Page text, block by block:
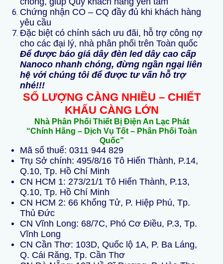
Chứng nhận CO – CQ đầy đủ khi khách hàng
yêu cầu
Đặc biệt có chính sách ưu đãi, hỗ trợ công nợ
cho các đại lý, nhà phân phối trên Toàn quốc
Để được báo giá dây đèn led dây cao cấp
Nanoco nhanh chóng, đừng ngần ngại liên
hệ với chúng tôi để được tư vấn hỗ trợ
nhé!!!
SỐ LƯỢNG CÀNG NHIỀU – CHIẾT
KHẤU CÀNG LỚN
Nhà Phân Phối Thiết Bị Điện An Lạc Phát
“Chính Hãng – Dịch Vụ Tốt – Phân Phối Toàn
Quốc”
Mã số thuế: 0311 944 829
Trụ Sở chính: 495/8/16 Tô Hiến Thành, P.14,
Q.10, Tp. Hồ Chí Minh
CN HCM 1: 273/21/1 Tô Hiến Thành, P.13,
Q.10, Tp. Hồ Chí Minh
CN HCM 2: 66 Khổng Tử, P. Hiệp Phú, Tp.
Thủ Đức
CN Vĩnh Long: 68/7C, Phó Cơ Điều, P.3, Tp.
Vĩnh Long
CN Cần Thơ: 103D, Quốc lộ 1A, P. Ba Láng,
Q. Cái Răng, Tp. Cần Thơ